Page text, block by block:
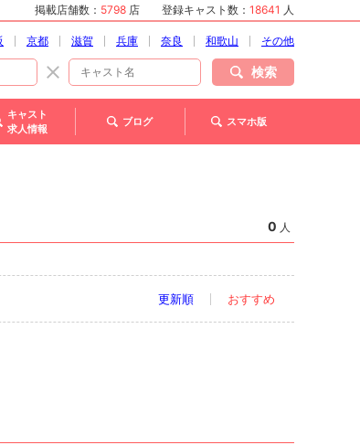
掲載店舗数： 5798 店 登録キャスト数： 18641 人
京都 滋賀 兵庫 奈良 和歌山 その他
検索
キャスト
求人情報
ブログ スマホ版
0 人
更新順 おすすめ